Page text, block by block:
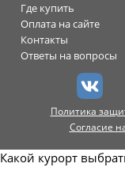
Где купить
Оплата на сайте
Контакты
Ответы на вопросы
Политика
Согласие
Какой курорт